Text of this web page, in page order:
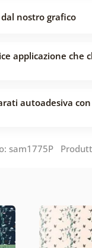
nostro grafico
applicazione che
autoadesiva
sam1775P